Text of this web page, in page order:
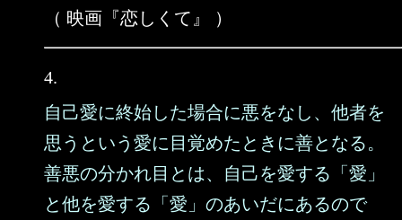
（ 映画『恋しくて』 ）
4.
自己愛に終始した場合に悪をなし、他者を
思うという愛に目覚めたときに善となる。
善悪の分かれ目とは、自己を愛する「愛」
と他を愛する「愛」のあいだにあるので